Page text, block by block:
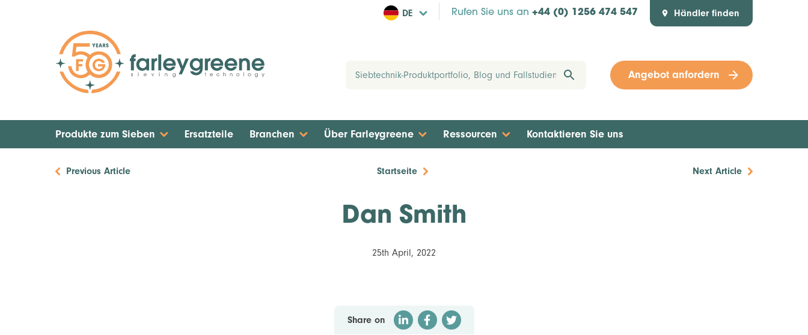
DE Rufen Sie uns an +44 (0) 1256 474 547 Händler finden
Angebot anfordern
Produkte zum Sieben Ersatzteile Branchen Über Farleygreene Ressourcen Kontaktieren Sie uns
Previous Article Startseite Next Article
Dan Smith
25th April, 2022
Share on